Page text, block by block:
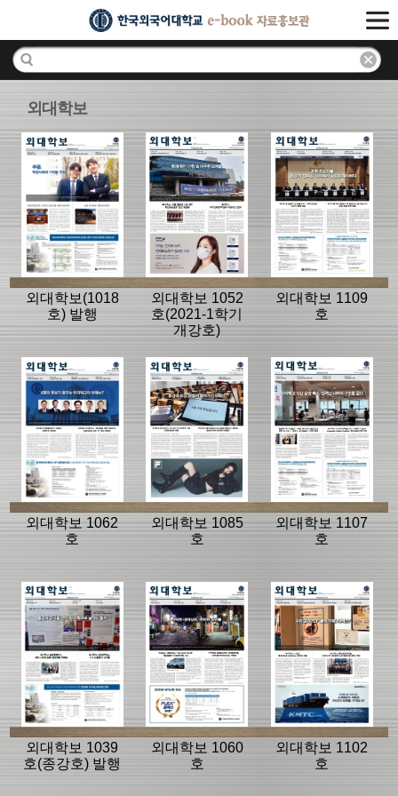
외대학보
외대학보(1018
호) 발행
외대학보 1052
호(2021-1학기
개강호)
외대학보 1109
호
외대학보 1062
호
외대학보 1085
호
외대학보 1107
호
외대학보 1039
호(종강호) 발행
외대학보 1060
호
외대학보 1102
호